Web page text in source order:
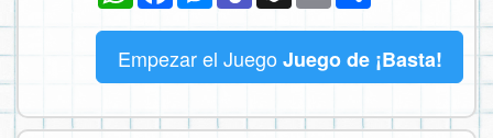
Empezar el Juego Juego de ¡Basta!